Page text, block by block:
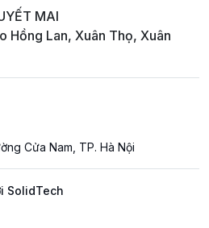
MAI
Hồng Lan, Xuân Thọ, Xuân
Cửa Nam, TP. Hà Nội
SolidTech